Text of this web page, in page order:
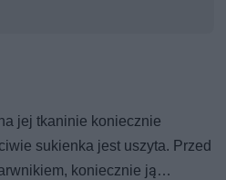
jej tkaninie koniecznie
sukienka jest uszyta. Przed
koniecznie ją…